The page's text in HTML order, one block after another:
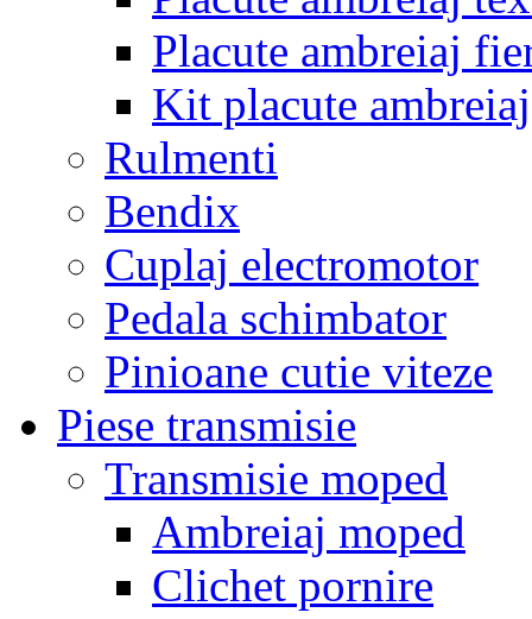
Placute ambreiaj
Kit placute ambreiaj
Rulmenti
Bendix
Cuplaj electromotor
Pedala schimbator
Pinioane cutie viteze
Piese transmisie
Transmisie moped
Ambreiaj moped
Clichet pornire